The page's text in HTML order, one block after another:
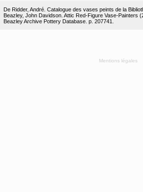
De Ridder, André. Catalogue des vases peints de la
Beazley, John Davidson. Attic Red-Figure Vase-Painters
Beazley Archive Pottery Database. p. 207741.
Mentions légales